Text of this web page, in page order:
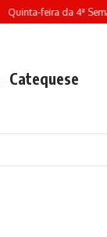
Quinta-feira da 4ª
Catequese